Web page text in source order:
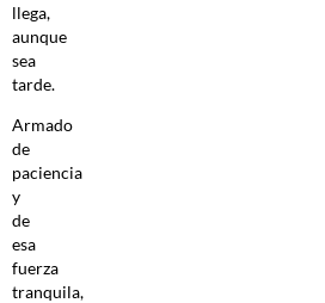
llega,
aunque
sea
tarde.
Armado
de
paciencia
y
de
esa
fuerza
tranquila,